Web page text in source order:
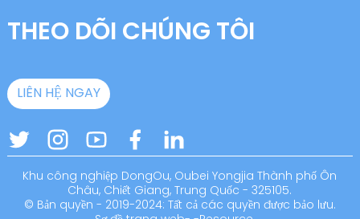
THEO DÕI CHÚNG TÔI
LIÊN HỆ NGAY
Khu công nghiệp DongOu, Oubei Yongjia Thành phố Ôn
Châu, Chiết Giang, Trung Quốc - 325105.
© Bản quyền - 2019-2024: Tất cả các quyền được bảo lưu.